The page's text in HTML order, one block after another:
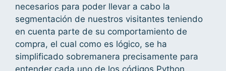
necesarios para poder llevar a cabo la
segmentación de nuestros visitantes teniendo
en cuenta parte de su comportamiento de
compra, el cual como es lógico, se ha
simplificado sobremanera precisamente para
entender cada uno de los códigos Python